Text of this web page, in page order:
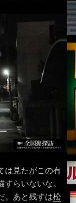
は見たがこの有
らいないな。
。あと残すは松